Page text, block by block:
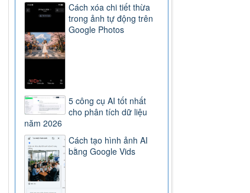
Cách xóa chi tiết thừa
trong ảnh tự động trên
Google Photos
5 công cụ AI tốt nhất
cho phân tích dữ liệu
năm 2026
Cách tạo hình ảnh AI
bằng Google Vids